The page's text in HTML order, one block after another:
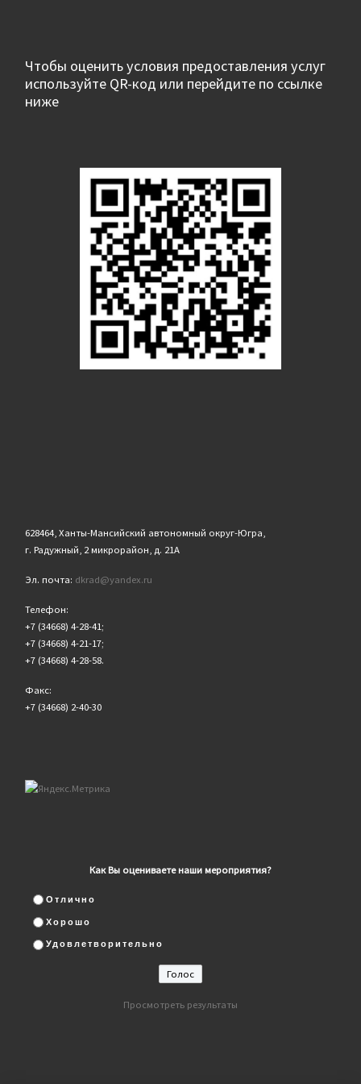
Чтобы оценить условия предоставления услуг
используйте QR-код или перейдите по ссылке
ниже
628464, Ханты-Мансийский автономный округ-Югра,
г. Радужный, 2 микрорайон, д. 21А
Эл. почта: dkrad@yandex.ru
Телефон:
+7 (34668) 4-28-41;
+7 (34668) 4-21-17;
+7 (34668) 4-28-58.
Факс:
+7 (34668) 2-40-30
Как Вы оцениваете наши мероприятия?
Отлично
Хорошо
Удовлетворительно
Просмотреть результаты